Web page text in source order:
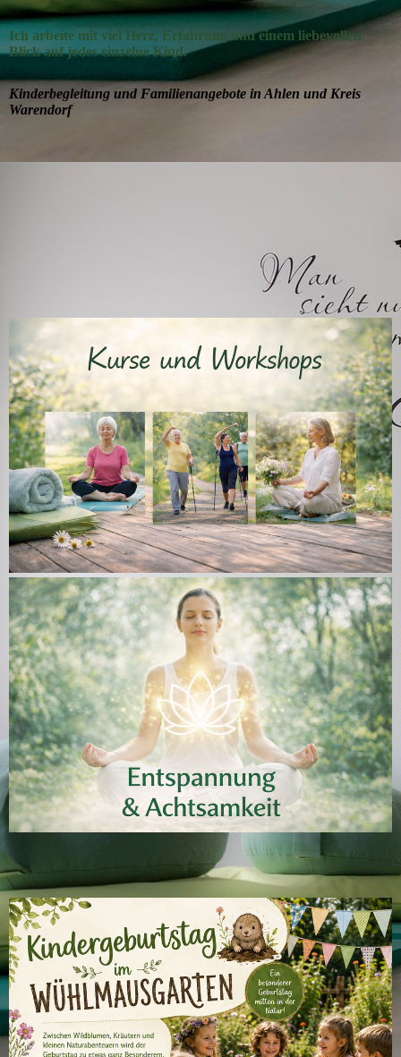
Ich arbeite mit viel Herz, Erfahrung und einem liebevollen
Blick auf jedes einzelne Kind.
Kinderbegleitung und Familienangebote in Ahlen und Kreis
Warendorf